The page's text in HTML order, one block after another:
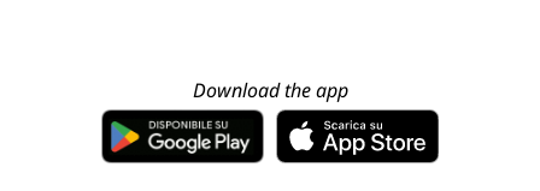
Download the app